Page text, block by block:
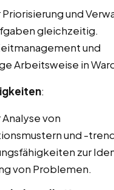
und
gleichzeitig.
und
Arbeitsweise in
:
von
und -
zur
von Problemen.